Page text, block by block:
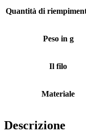
Bottiglie
Quantità di
Peso in g
Il filo
Materiale
Descrizione